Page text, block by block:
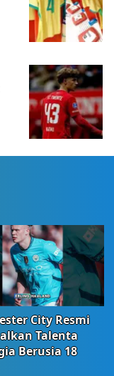
City Resmi
Talenta
Berusia 18